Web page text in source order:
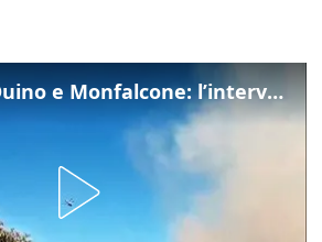
Incendio tra Duino e Monfalcone: l’intervento dei vigili del fuoco